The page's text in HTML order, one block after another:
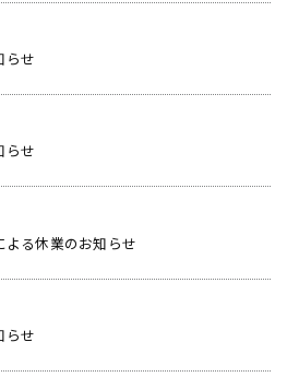
せ
せ
る休業のお知らせ
せ